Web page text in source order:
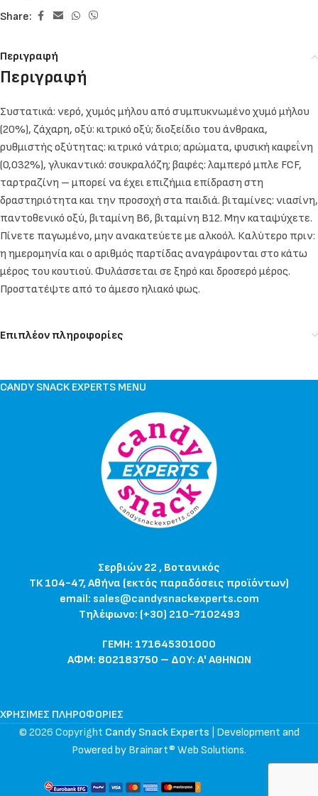
Share:
Περιγραφή
Περιγραφή
Συστατικά: νερό, χυμός μήλου από συμπυκνωμένο χυμό μήλου
(20%), ζάχαρη, οξύ: κιτρικό οξύ; διοξείδιο του άνθρακα,
ρυθμιστής οξύτητας: κιτρικό νάτριο; αρώματα, φυσική καφεΐνη
(0,032%), γλυκαντικό: σουκραλόζη; βαφές: λαμπερό μπλε FCF,
ταρτραζίνη – μπορεί να έχει επιζήμια επίδραση στη
δραστηριότητα και την προσοχή στα παιδιά. βιταμίνες: νιασίνη,
παντοθενικό οξύ, βιταμίνη Β6, βιταμίνη Β12. Μην καταψύχετε.
Πίνετε παγωμένο, μην ανακατεύετε με αλκοόλ. Καλύτερο πριν:
η ημερομηνία και ο αριθμός παρτίδας αναγράφονται στο κάτω
μέρος του κουτιού. Φυλάσσεται σε ξηρό και δροσερό μέρος.
Προστατέψτε από το άμεσο ηλιακό φως.
Επιπλέον πληροφορίες
CANDY SNACK EXPERTS MENU
Σερβιών 22 , Βοτανικός
ΤΚ 104-47, Αθήνα (εκτός παραδόσεις προϊόντων)
email: sales@candysnackexperts.com
Τηλέφωνο: (+30) 210-7102493
ΓΕΜΗ: 171645301000
ΑΦΜ: 802183750 – ΔΟΥ: Α' ΑΘΗΝΩΝ
ΧΡΉΣΙΜΕΣ ΠΛΗΡΟΦΟΡΊΕΣ
© 2026 Copyright Candy Snack Experts
Development and
Powered by Brainart® Web Solutions.